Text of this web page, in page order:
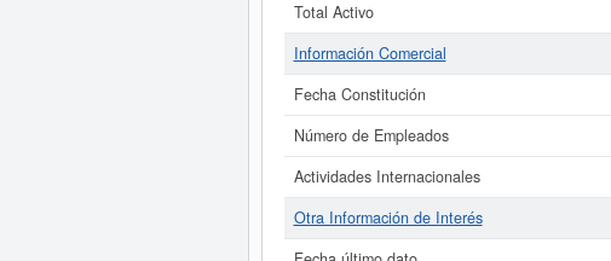
Total Activo
Información Comercial
Fecha Constitución
Número de Empleados
Actividades Internacionales
Otra Información de Interés